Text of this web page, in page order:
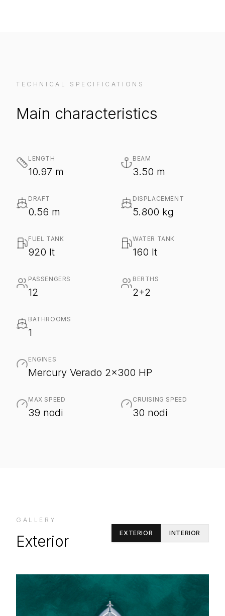
TECHNICAL SPECIFICATIONS
Main characteristics
LENGTH
10.97 m
BEAM
3.50 m
DRAFT
0.56 m
DISPLACEMENT
5.800 kg
FUEL TANK
920 lt
WATER TANK
160 lt
PASSENGERS
12
BERTHS
2+2
BATHROOMS
1
ENGINES
Mercury Verado 2x300 HP
MAX SPEED
39 nodi
CRUISING SPEED
30 nodi
GALLERY
Exterior EXTERIOR INTERIOR